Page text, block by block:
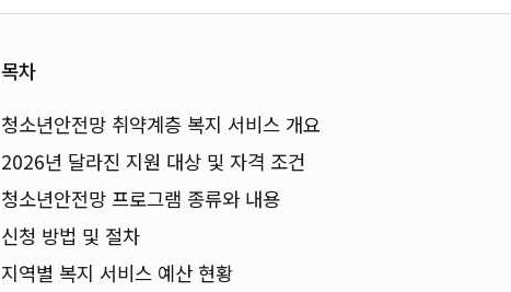
목차
청소년안전망 취약계층 복지 서비스 개요
2026년 달라진 지원 대상 및 자격 조건
청소년안전망 프로그램 종류와 내용
신청 방법 및 절차
지역별 복지 서비스 예산 현황